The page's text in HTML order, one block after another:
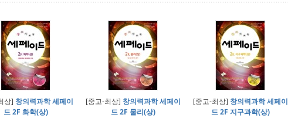
상] 창의력과학 세페이
드 2F 화학(상)
[중고-최상] 창의력과학 세페이
드 2F 물리(상)
[중고-최상] 창의력과학 세페이
드 2F 지구과학(상)